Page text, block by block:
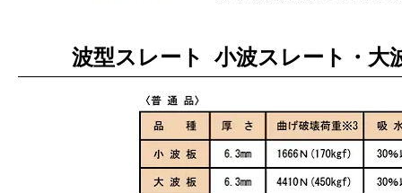
波型スレート 小波スレート・大